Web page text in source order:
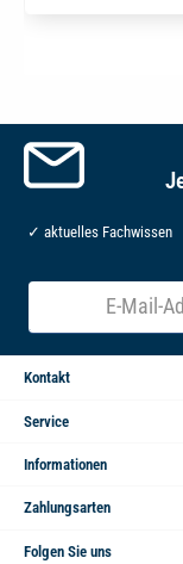
✓ aktuelles
Kontakt
Service
Informationen
Zahlungsarten
Folgen Sie uns